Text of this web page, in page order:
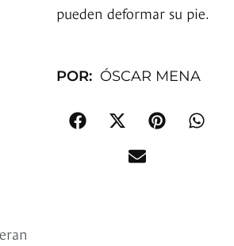
pueden deformar su pie.
POR: ÓSCAR MENA